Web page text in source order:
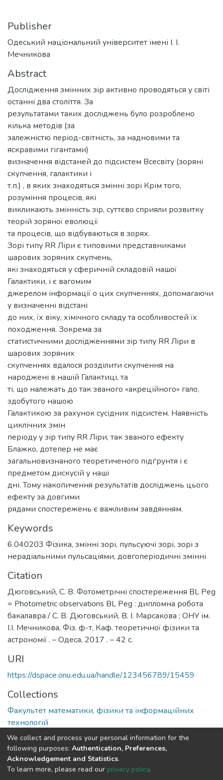
Publisher
Одеський національний університет імені І. І.
Мечникова
Abstract
Дослідження змінних зір активно проводяться у світі
останні два століття. За
результатами таких досліджень було розроблено
кілька методів (за
залежністю період-світність, за надновими та
яскравими гігантами)
визначення відстаней до підсистем Всесвіту (зоряні
скупчення, галактики і
т.п.) , в яких знаходяться змінні зорі Крім того,
розуміння процесів, які
викликають змінність зір, суттєво сприяли розвитку
теорій зоряної еволюції
та процесів, що відбуваються в зорях.
Зорі типу RR Ліри є типовими представниками
шарових зоряних скупчень,
які знаходяться у сферичній складовій нашої
Галактики, і є вагомим
джерелом інформації о цих скупченнях, допомагаючи
у визначенні відстані
до них, їх віку, хімічного складу та особливостей їх
походження. Зокрема за
статистичними дослідженнями зір типу RR Ліри в
шарових зоряних
скупченнях вдалося розділити скупчення на
народжені в нашій Галактиці, та
ті, що належать до так званого «акреційного» гало,
здобутого нашою
Галактикою за рахунок сусідних підсистем. Наявність
циклічних змін
періоду у зір типу RR Ліри, так званого ефекту
Блажко, дотепер не має
загальновизнаного теоретиченого підґрунтя і є
предметом дискусій у наші
дні. Тому накопичення результатів досліджень цього
ефекту за довгими
рядами спостережень є важливим завдянням.
Keywords
6.040203 Фізика, змінні зорі, пульсуючі зорі, зорі з
нерадіальними пульсаціями, довгоперіодичні змінні
Citation
Дюговський, С. В. Фотометрічні спостереження BL Peg
= Photometric observations BL Peg : дипломна робота
бакалавра / С. В. Дюговський, В. І. Марсакова ; ОНУ ім.
І.І. Мечникова, Фіз. ф-т, Каф. теоретичної фізики та
астрономії . – Одеса, 2017 . – 42 с.
URI
https://dspace.onu.edu.ua/handle/123456789/15459
Collections
Факультет математики, фізики та інформаційних
технологій
Full item page
DSpace software copyright © 2009-2026
We collect and process your personal information for the
following purposes: Authentication, Preferences,
Acknowledgement and Statistics.
To learn more, please read our privacy policy.